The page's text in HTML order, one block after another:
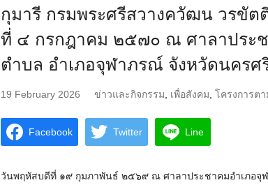
กุมารี กรมพระศรีสวางควัฒน วรขั
ที่ ๔ กรกฎาคม ๒๕๗๐ ณ ศาลาประ
ตำบล อำเภอจุฬาภรณ์ จังหวัดนครศ
19 February 2026 ข่าวและกิจกรรม เพื่อสังคม โครงการต
Facebook Twitter Line
วันพฤหัสบดีที่ ๑๙ กุมภาพันธ์ ๒๕๖๙ ณ ศาลาประชาคมอำเภอจุ